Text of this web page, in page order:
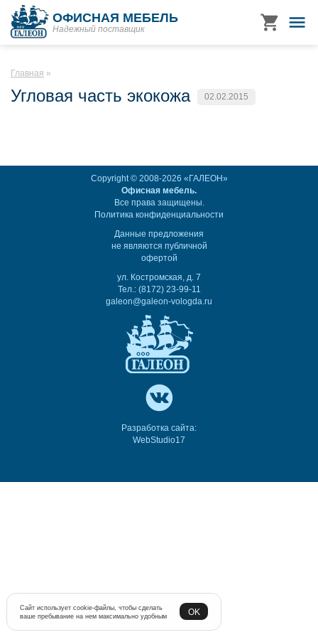
ОФИСНАЯ МЕБЕЛЬ
Надежный поставщик
Главная
Угловая часть экокожа 02.02.2015
Copyright © 2008-2026 «ГАЛЕОН»
Офисная мебель.
Все права защищены.
Политика конфиденциальности
Данные предложения
не являются публичной
офертой
ул. Костромская, д. 7
Тел.: (8172) 23-99-11
galeon@galeon-vologda.ru
Разработка сайта:
WebStudio17
Сайт использует cookie-файлы, чтобы сделать
ваше пребывание на нем максимально удобным
OK